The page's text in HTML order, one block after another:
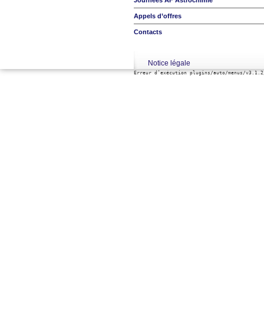
Appels d’offres
Contacts
Notice légale
Erreur d’exécution plugins/auto/menus/